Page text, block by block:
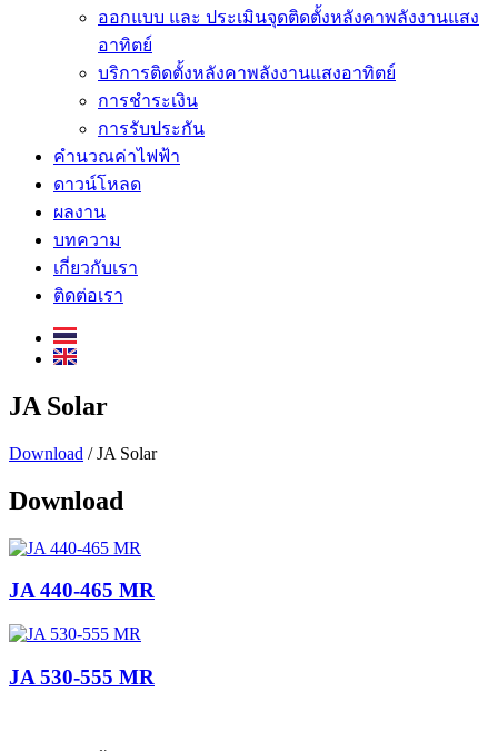
ออกแบบ และ ประเมินจุดติดตั้งหลังคาพลังงานแสง
อาทิตย์
บริการติดตั้งหลังคาพลังงานแสงอาทิตย์
การชำระเงิน
การรับประกัน
คำนวณค่าไฟฟ้า
ดาวน์โหลด
ผลงาน
บทความ
เกี่ยวกับเรา
ติดต่อเรา
JA Solar
Download / JA Solar
Download
JA 440-465 MR
JA 530-555 MR